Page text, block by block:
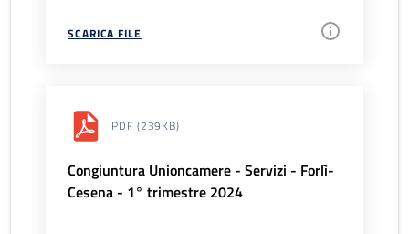
SCARICA FILE
PDF (239KB)
Congiuntura Unioncamere - Servizi - Forlì-
Cesena - 1° trimestre 2024